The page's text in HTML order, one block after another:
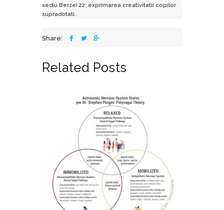
sediu Berzei 22: exprimarea creativitatii copilor
supradotati.
Share:
Related Posts